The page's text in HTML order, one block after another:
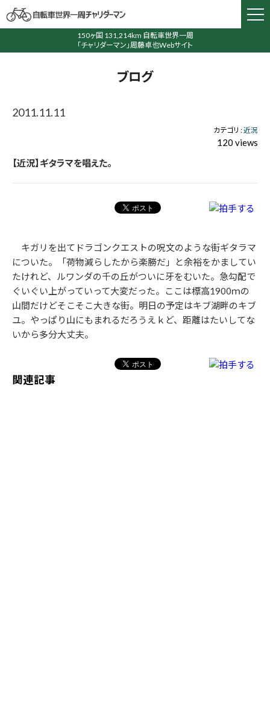
150ヶ国 131,214km 自転車世界一周
「チャリダーマン」周藤卓也Webサイト
ブログ
2011.11.11
カテゴリ :近況
120 views
【近況】ギタラマを唱えた。
キガリを出てドラゴンクエストの呪文のような街ギタラマ
についた。「荷物減らしたから楽勝だ」と余裕をかましてい
たけれど、ルワンダの千の丘がついに牙をむいた。急勾配で
ぐいぐい上がっていって大変だった。ここは標高1900ｍの
山間だけどそこそこ大きな街。明日の予定はキブ湖畔のキブ
ユ。やっぱり山にもまれるだろうえｋど、距離はたいしてな
いから多分大丈夫。
関連記事